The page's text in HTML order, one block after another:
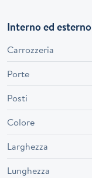
Interno ed esterno
Carrozzeria
Porte
Posti
Colore
Larghezza
Lunghezza